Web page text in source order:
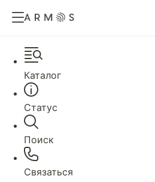
Каталог
Статус
Поиск
Связаться